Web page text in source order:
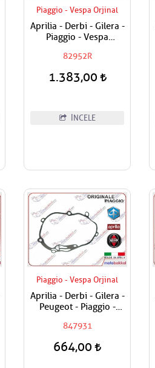
Piaggio - Vespa Orjinal
Aprilia - Derbi - Gilera -
Piaggio - Vespa
Somunu
82952R
1.383,00
İNCELE
Piaggio - Vespa Orjinal
Aprilia - Derbi - Gilera -
Peugeot - Piaggio -
Şanzuman Contası
847931
664,00